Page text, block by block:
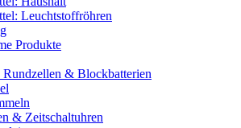
Leuchtstoffröhren
Produkte
Rundzellen & Blockbatterien
& Zeitschaltuhren